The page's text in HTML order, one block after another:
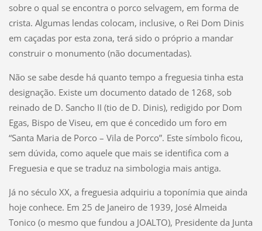
sobre o qual se encontra o porco selvagem, em forma de
crista. Algumas lendas colocam, inclusive, o Rei Dom Dinis
em caçadas por esta zona, terá sido o próprio a mandar
construir o monumento (não documentadas).
Não se sabe desde há quanto tempo a freguesia tinha esta
designação. Existe um documento datado de 1268, sob
reinado de D. Sancho II (tio de D. Dinis), redigido por Dom
Egas, Bispo de Viseu, em que é concedido um foro em
“Santa Maria de Porco – Vila de Porco”. Este símbolo ficou,
sem dúvida, como aquele que mais se identifica com a
Freguesia e que se traduz na simbologia mais antiga.
Já no século XX, a freguesia adquiriu a toponímia que ainda
hoje conhece. Em 25 de Janeiro de 1939, José Almeida
Tonico(o mesmo que fundou a JOALTO), Presidente da Junta